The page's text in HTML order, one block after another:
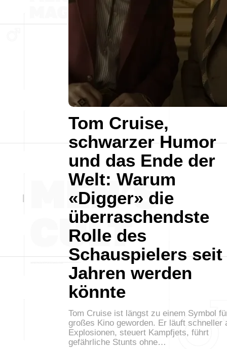
Tom Cruise,
schwarzer Humor
und das Ende der
Welt: Warum
«Digger» die
überraschendste
Rolle des
Schauspielers seit
Jahren werden
könnte
Tom Cruise ist längst zu einem Symbol
großes Kino geworden. Er läuft schneller
Explosionen, steuert Kampfjets, führt
gefährliche Stunts ohne…